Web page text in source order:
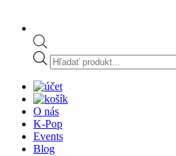
Products
search
O nás
K-Pop
Events
Blog